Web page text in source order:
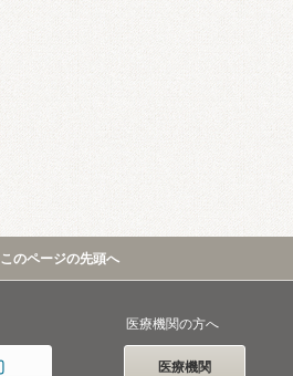
このページの先頭へ
医療機関の方へ
医療機関